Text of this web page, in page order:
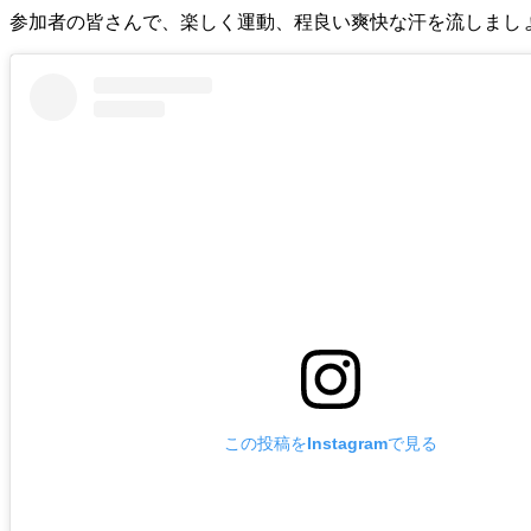
参加者の皆さんで、楽しく運動、程良い爽快な汗を流しまし
この投稿をInstagramで見る